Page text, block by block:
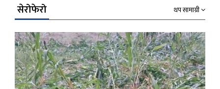
सेरोफेरो थप सामाग्री